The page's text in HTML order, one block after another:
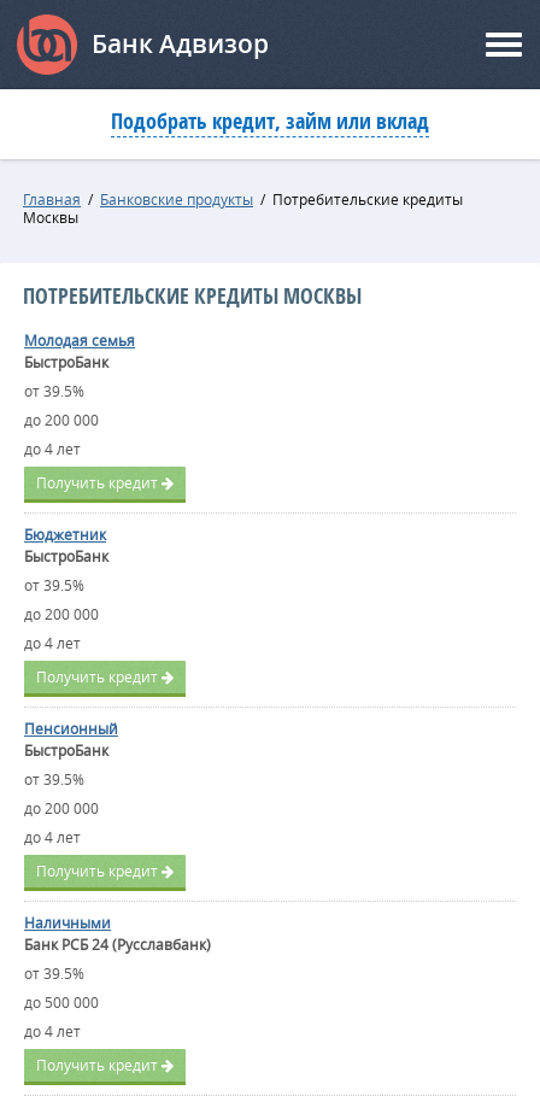
Банк Адвизор
Подобрать кредит, займ или вклад
Главная / Банковские продукты / Потребительские кредиты
Москвы
ПОТРЕБИТЕЛЬСКИЕ КРЕДИТЫ МОСКВЫ
Молодая семья
БыстроБанк
от 39.5%
до 200 000
до 4 лет
Получить кредит
Бюджетник
БыстроБанк
от 39.5%
до 200 000
до 4 лет
Получить кредит
Пенсионный
БыстроБанк
от 39.5%
до 200 000
до 4 лет
Получить кредит
Наличными
Банк РСБ 24 (Русславбанк)
от 39.5%
до 500 000
до 4 лет
Получить кредит